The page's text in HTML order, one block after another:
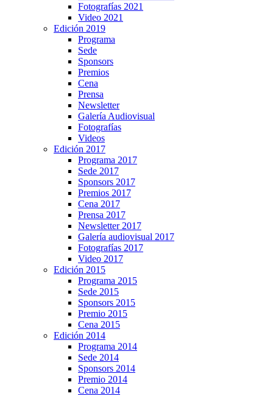
Fotografías 2021
Video 2021
Edición 2019
Programa
Sede
Sponsors
Premios
Cena
Prensa
Newsletter
Galería Audiovisual
Fotografías
Videos
Edición 2017
Programa 2017
Sede 2017
Sponsors 2017
Premios 2017
Cena 2017
Prensa 2017
Newsletter 2017
Galería audiovisual 2017
Fotografías 2017
Video 2017
Edición 2015
Programa 2015
Sede 2015
Sponsors 2015
Premio 2015
Cena 2015
Edición 2014
Programa 2014
Sede 2014
Sponsors 2014
Premio 2014
Cena 2014